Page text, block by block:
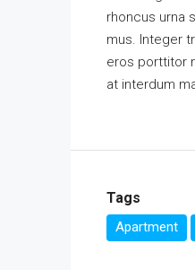
rhoncus urna
mus. Integer
eros porttitor
at interdum
Tags
Apartment